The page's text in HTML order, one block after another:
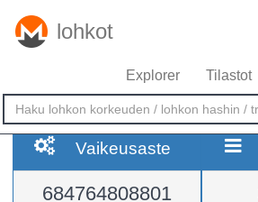
lohkot
Explorer Tilastot
Vaikeusaste
684764808801